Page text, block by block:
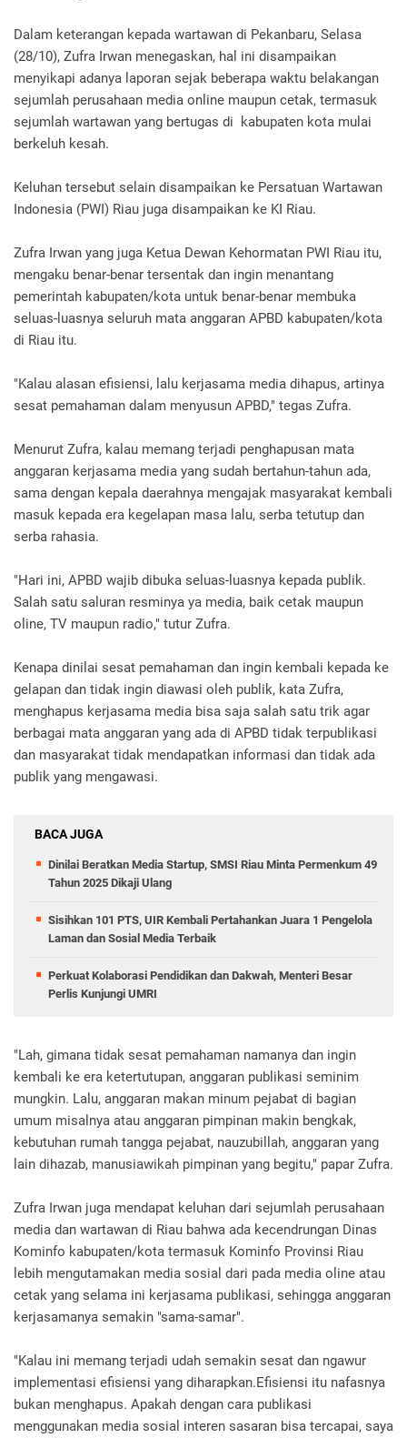
Dalam keterangan kepada wartawan di Pekanbaru, Selasa
(28/10), Zufra Irwan menegaskan, hal ini disampaikan
menyikapi adanya laporan sejak beberapa waktu belakangan
sejumlah perusahaan media online maupun cetak, termasuk
sejumlah wartawan yang bertugas di kabupaten kota mulai
berkeluh kesah.
Keluhan tersebut selain disampaikan ke Persatuan Wartawan
Indonesia (PWI) Riau juga disampaikan ke KI Riau.
Zufra Irwan yang juga Ketua Dewan Kehormatan PWI Riau itu,
mengaku benar-benar tersentak dan ingin menantang
pemerintah kabupaten/kota untuk benar-benar membuka
seluas-luasnya seluruh mata anggaran APBD kabupaten/kota
di Riau itu.
"Kalau alasan efisiensi, lalu kerjasama media dihapus, artinya
sesat pemahaman dalam menyusun APBD," tegas Zufra.
Menurut Zufra, kalau memang terjadi penghapusan mata
anggaran kerjasama media yang sudah bertahun-tahun ada,
sama dengan kepala daerahnya mengajak masyarakat kembali
masuk kepada era kegelapan masa lalu, serba tetutup dan
serba rahasia.
"Hari ini, APBD wajib dibuka seluas-luasnya kepada publik.
Salah satu saluran resminya ya media, baik cetak maupun
oline, TV maupun radio," tutur Zufra.
Kenapa dinilai sesat pemahaman dan ingin kembali kepada ke
gelapan dan tidak ingin diawasi oleh publik, kata Zufra,
menghapus kerjasama media bisa saja salah satu trik agar
berbagai mata anggaran yang ada di APBD tidak terpublikasi
dan masyarakat tidak mendapatkan informasi dan tidak ada
publik yang mengawasi.
BACA JUGA
Dinilai Beratkan Media Startup, SMSI Riau Minta Permenkum 49
Tahun 2025 Dikaji Ulang
Sisihkan 101 PTS, UIR Kembali Pertahankan Juara 1 Pengelola
Laman dan Sosial Media Terbaik
Perkuat Kolaborasi Pendidikan dan Dakwah, Menteri Besar
Perlis Kunjungi UMRI
"Lah, gimana tidak sesat pemahaman namanya dan ingin
kembali ke era ketertutupan, anggaran publikasi seminim
mungkin. Lalu, anggaran makan minum pejabat di bagian
umum misalnya atau anggaran pimpinan makin bengkak,
kebutuhan rumah tangga pejabat, nauzubillah, anggaran yang
lain dihazab, manusiawikah pimpinan yang begitu," papar Zufra.
Zufra Irwan juga mendapat keluhan dari sejumlah perusahaan
media dan wartawan di Riau bahwa ada kecendrungan Dinas
Kominfo kabupaten/kota termasuk Kominfo Provinsi Riau
lebih mengutamakan media sosial dari pada media oline atau
cetak yang selama ini kerjasama publikasi, sehingga anggaran
kerjasamanya semakin "sama-samar".
"Kalau ini memang terjadi udah semakin sesat dan ngawur
implementasi efisiensi yang diharapkan.Efisiensi itu nafasnya
bukan menghapus. Apakah dengan cara publikasi
menggunakan media sosial interen sasaran bisa tercapai, saya